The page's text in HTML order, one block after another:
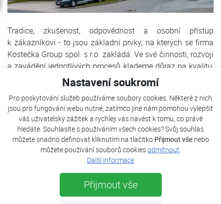
Nastavení soukromí
Pro poskytování služeb používáme soubory cookies. Některé z nich
jsou pro fungování webu nutné, zatímco jiné nám pomohou vylepšit
váš uživatelský zážitek a rychleji vás navést k tomu, co právě
hledáte. Souhlasíte s používáním všech cookies? Svůj souhlas
můžete snadno definovat kliknutím na tlačítko Přijmout všenebo
můžete používání souborů cookiesodmítnout.
Další informace
Přijmout vše
Tradice, zkušenost, odpovědnost a osobní přístup
k zákazníkovi - to jsou základní prvky, na kterých se firma
Kostečka Group spol. s.r.o. zakládá. Ve své činnosti, rozvoji
a zavádění jednotlivých procesů klademe důraz na kvalitu,
nejmodernější a ekologicky zodpovědná řešení.
Díky letitým zkušenostem a profesionálnímu přístupu
provádíme dodávky a montáže jak pro domácnosti, tak pro
komerční a průmyslové objekty. Naší základní filosofií je
přinášet kvalitu a pohodlí do života všech lidí nabídkou
pouze prověřeného zboží a odborným záručním i
pozáručním servisem.